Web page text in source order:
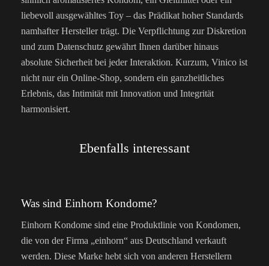
liebevoll ausgewähltes Toy – das Prädikat hoher Standards
namhafter Hersteller trägt. Die Verpflichtung zur Diskretion
und zum Datenschutz gewährt Ihnen darüber hinaus
absolute Sicherheit bei jeder Interaktion. Kurzum, Vinico ist
nicht nur ein Online-Shop, sondern ein ganzheitliches
Erlebnis, das Intimität mit Innovation und Integrität
harmonisiert.
Ebenfalls interessant
Was sind Einhorn Kondome?
Einhorn Kondome sind eine Produktlinie von Kondomen,
die von der Firma „einhorn“ aus Deutschland verkauft
werden. Diese Marke hebt sich von anderen Herstellern